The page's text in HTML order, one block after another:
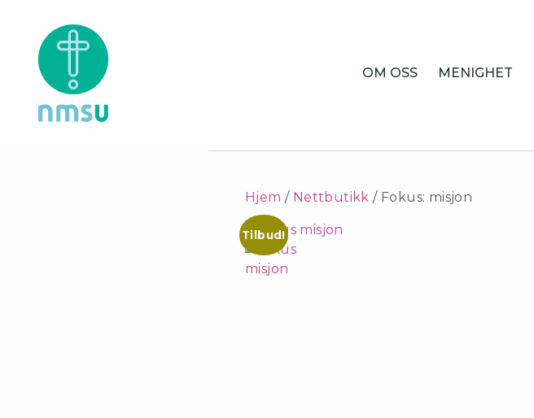
MENIGHET
OM OSS
Hjem / Nettbutikk / Fokus: misjon
Tilbud!